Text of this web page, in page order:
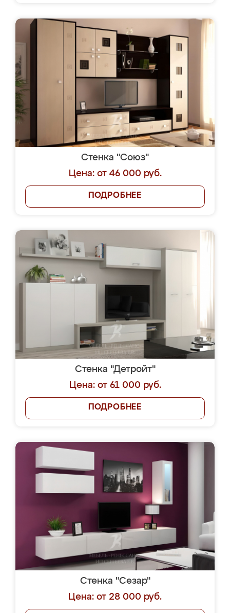
Стенка "Союз"
Цена: от 46 000 руб.
ПОДРОБНЕЕ
Стенка "Детройт"
Цена: от 61 000 руб.
ПОДРОБНЕЕ
Стенка "Сезар"
Цена: от 28 000 руб.